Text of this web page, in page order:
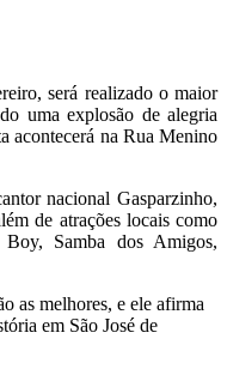
será realizado o maior
uma explosão de alegria
acontecerá na Rua Menino
nacional Gasparzinho,
de atrações locais como
Samba dos Amigos,
as melhores, e ele afirma
em São José de